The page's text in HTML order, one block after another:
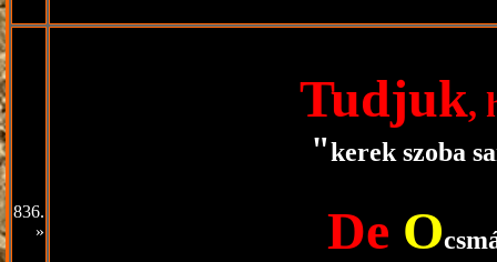
836.
»
Tudjuk,
"kerek szoba
De O